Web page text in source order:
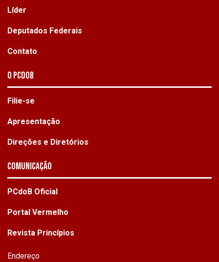
Líder
Deputados Federais
Contato
O PCdoB
Filie-se
Apresentação
Direções e Diretórios
Comunicação
PCdoB Oficial
Portal Vermelho
Revista Princípios
Endereço